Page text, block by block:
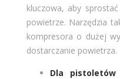
kluczowa, aby
powietrze. Narzędzia
kompresora o dużej
dostarczanie powietrza.
Dla pistoletów